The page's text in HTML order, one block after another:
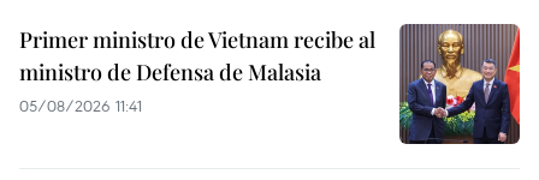
Primer ministro de Vietnam recibe al
ministro de Defensa de Malasia
05/08/2026 11:41